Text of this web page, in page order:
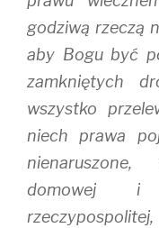
godziwą rzeczą
aby Bogu być
zamkniętych
wszystko
niech prawa
domowej i